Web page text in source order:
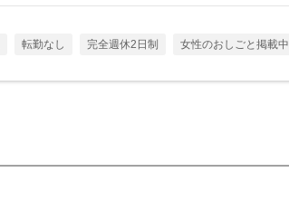
転勤なし 完全週休2日制 女性のおしごと掲載中